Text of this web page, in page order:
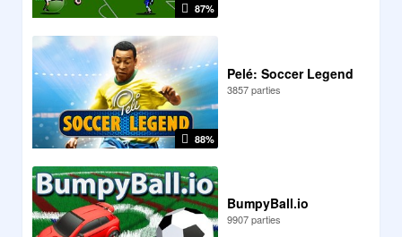
87%
88%
Pelé: Soccer Legend
3857 parties
BumpyBall.io
9907 parties